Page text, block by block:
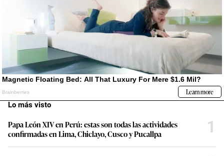
Lo más visto
Papa León XIV en Perú: estas son todas las actividades
confirmadas en Lima, Chiclayo, Cusco y Pucallpa
1